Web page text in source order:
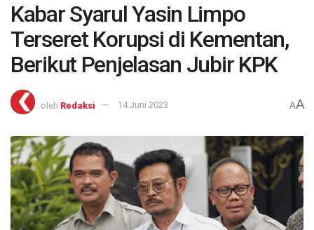
Kabar Syarul Yasin Limpo
Terseret Korupsi di Kementan,
Berikut Penjelasan Jubir KPK
oleh Redaksi 14 Juni 2023 AA